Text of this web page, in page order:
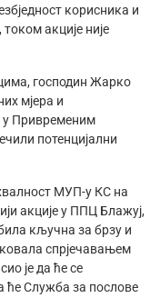
корисника и
акције није
господин Жарко
мјера и
у Привременим
потенцијални
МУП-у КС на
акције у ППЦ Блажуј,
кључна за брзу и
спрјечавањем
је да ће се
ће Служба за послове